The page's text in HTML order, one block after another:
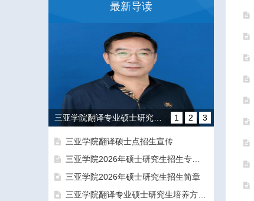
最新导读
1 2 3
三亚学院翻译硕士点招生宣传
三亚学院2026年硕士研究生招生专业目录及参考书目
三亚学院2026年硕士研究生招生简章
三亚学院翻译专业硕士研究生培养方向和导师团队介绍